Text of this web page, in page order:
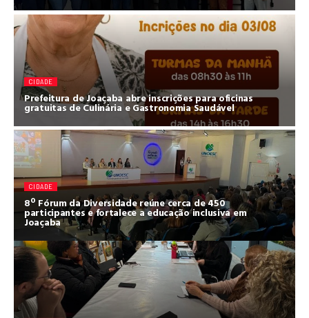
CIDADE
Prefeitura de Joaçaba abre inscrições para oficinas
gratuitas de Culinária e Gastronomia Saudável
CIDADE
8º Fórum da Diversidade reúne cerca de 450
participantes e fortalece a educação inclusiva em
Joaçaba